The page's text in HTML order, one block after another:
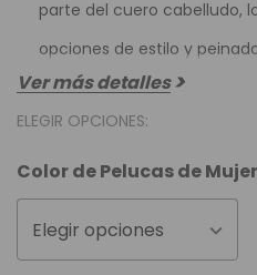
parte del cuero cabelludo,
opciones de estilo y
Ver más detalles
ELEGIR OPCIONES:
Color de Pelucas de
Elegir opciones